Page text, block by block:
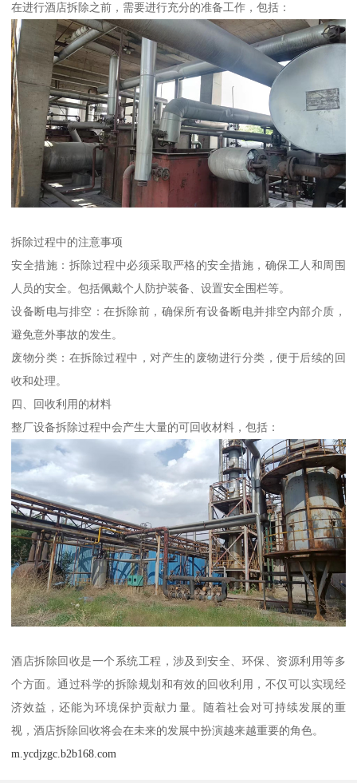
在进行酒店拆除之前，需要进行充分的准备工作，包括：
拆除过程中的注意事项
安全措施：拆除过程中必须采取严格的安全措施，确保工人和周围
人员的安全。包括佩戴个人防护装备、设置安全围栏等。
设备断电与排空：在拆除前，确保所有设备断电并排空内部介质，
避免意外事故的发生。
废物分类：在拆除过程中，对产生的废物进行分类，便于后续的回
收和处理。
四、回收利用的材料
整厂设备拆除过程中会产生大量的可回收材料，包括：
酒店拆除回收是一个系统工程，涉及到安全、环保、资源利用等多
个方面。通过科学的拆除规划和有效的回收利用，不仅可以实现经
济效益，还能为环境保护贡献力量。随着社会对可持续发展的重
视，酒店拆除回收将会在未来的发展中扮演越来越重要的角色。
m.ycdjzgc.b2b168.com